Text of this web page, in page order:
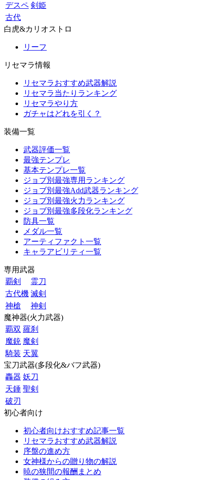
デスペ 剣姫
古代
白虎&カリオストロ
リーフ
リセマラ情報
リセマラおすすめ武器解説
リセマラ当たりランキング
リセマラやり方
ガチャはどれを引く？
装備一覧
武器評価一覧
最強テンプレ
基本テンプレ一覧
ジョブ別最強専用ランキング
ジョブ別最強Add武器ランキング
ジョブ別最強火力ランキング
ジョブ別最強多段化ランキング
防具一覧
メダル一覧
アーティファクト一覧
キャラアビリティ一覧
専用武器
覇剣
霊刀
古代機 滅剣
神槍
神剣
魔神器(火力武器)
覇双 羅刹
魔銃 魔剣
騎装 天翼
宝刀武器(多段化&バフ武器)
轟器 妖刀
天錘 聖剣
破刃
初心者向け
初心者向けおすすめ記事一覧
リセマラおすすめ武器解説
序盤の進め方
女神様からの贈り物の解説
暁の狭間の報酬まとめ